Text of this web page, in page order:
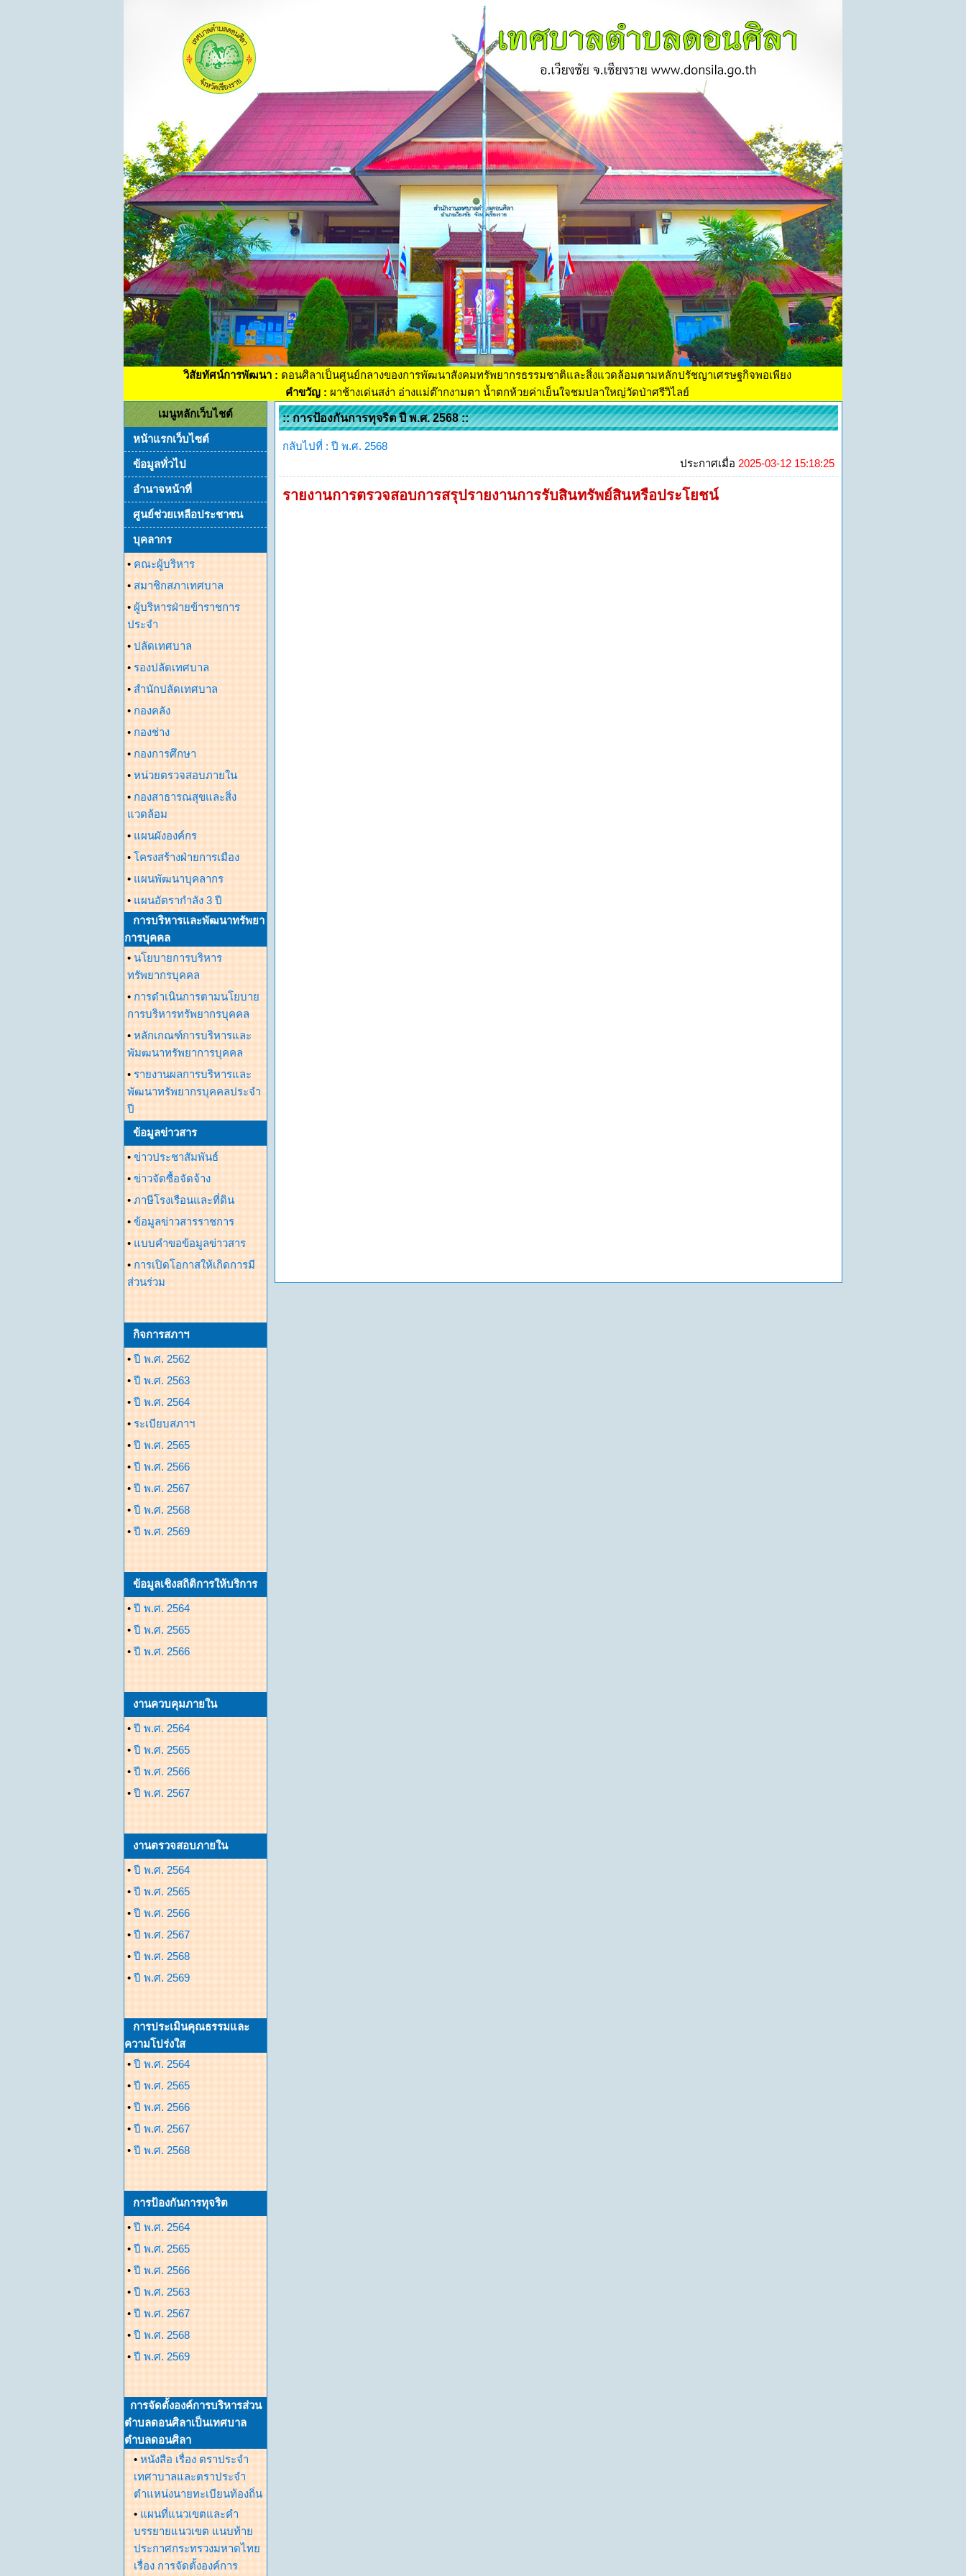
วิสัยทัศน์การพัฒนา : ดอนศิลาเป็นศูนย์กลางของการพัฒนาสังคมทรัพยากรธรรมชาติและสิ่งแวดล้อมตามหลักปรัชญาเศรษฐกิจพอเพียง
คำขวัญ : ผาช้างเด่นสง่า อ่างแม่ต๊ากงามตา น้ำตกห้วยค่าเย็นใจชมปลาใหญ่วัดป่าศรีวิไลย์
เมนูหลักเว็บไชต์
หน้าแรกเว็บไซต์
ข้อมูลทั่วไป
อำนาจหน้าที่
ศูนย์ช่วยเหลือประชาชน
บุคลากร
• คณะผู้บริหาร
• สมาชิกสภาเทศบาล
• ผู้บริหารฝ่ายข้าราชการ
ประจำ
• ปลัดเทศบาล
• รองปลัดเทศบาล
• สำนักปลัดเทศบาล
• กองคลัง
• กองช่าง
• กองการศึกษา
• หน่วยตรวจสอบภายใน
• กองสาธารณสุขและสิ่ง
แวดล้อม
• แผนผังองค์กร
• โครงสร้างฝ่ายการเมือง
• แผนพัฒนาบุคลากร
• แผนอัตรากำลัง 3 ปี
การบริหารและพัฒนาทรัพยา
การบุคคล
• นโยบายการบริหาร
ทรัพยากรบุคคล
• การดำเนินการตามนโยบาย
การบริหารทรัพยากรบุคคล
• หลักเกณฑ์การบริหารและ
พัมฒนาทรัพยาการบุคคล
• รายงานผลการบริหารและ
พัฒนาทรัพยากรบุคคลประจำ
ปี
ข้อมูลข่าวสาร
• ข่าวประชาสัมพันธ์
• ข่าวจัดซื้อจัดจ้าง
• ภาษีโรงเรือนและที่ดิน
• ข้อมูลข่าวสารราชการ
• แบบคำขอข้อมูลข่าวสาร
• การเปิดโอกาสให้เกิดการมี
ส่วนร่วม
กิจการสภาฯ
• ปี พ.ศ. 2562
• ปี พ.ศ. 2563
• ปี พ.ศ. 2564
• ระเบียบสภาฯ
• ปี พ.ศ. 2565
• ปี พ.ศ. 2566
• ปี พ.ศ. 2567
• ปี พ.ศ. 2568
• ปี พ.ศ. 2569
ข้อมูลเชิงสถิติการให้บริการ
• ปี พ.ศ. 2564
• ปี พ.ศ. 2565
• ปี พ.ศ. 2566
งานควบคุมภายใน
• ปี พ.ศ. 2564
• ปี พ.ศ. 2565
• ปี พ.ศ. 2566
• ปี พ.ศ. 2567
งานตรวจสอบภายใน
• ปี พ.ศ. 2564
• ปี พ.ศ. 2565
• ปี พ.ศ. 2566
• ปี พ.ศ. 2567
• ปี พ.ศ. 2568
• ปี พ.ศ. 2569
การประเมินคุณธรรมและ
ความโปร่งใส
• ปี พ.ศ. 2564
• ปี พ.ศ. 2565
• ปี พ.ศ. 2566
• ปี พ.ศ. 2567
• ปี พ.ศ. 2568
การป้องกันการทุจริต
• ปี พ.ศ. 2564
• ปี พ.ศ. 2565
• ปี พ.ศ. 2566
• ปี พ.ศ. 2563
• ปี พ.ศ. 2567
• ปี พ.ศ. 2568
• ปี พ.ศ. 2569
การจัดตั้งองค์การบริหารส่วน
ตำบลดอนศิลาเป็นเทศบาล
ตำบลดอนศิลา
• หนังสือ เรื่อง ตราประจำ
เทศาบาลและตราประจำ
ตำแหน่งนายทะเบียนท้องถิ่น
• แผนที่แนวเขตและคำ
บรรยายแนวเขต แนบท้าย
ประกาศกระทรวงมหาดไทย
เรื่อง การจัดตั้งองค์การ
:: การป้องกันการทุจริต ปี พ.ศ. 2568 ::
กลับไปที่ : ปี พ.ศ. 2568
ประกาศเมื่อ 2025-03-12 15:18:25
รายงานการตรวจสอบการสรุปรายงานการรับสินทรัพย์สินหรือประโยชน์